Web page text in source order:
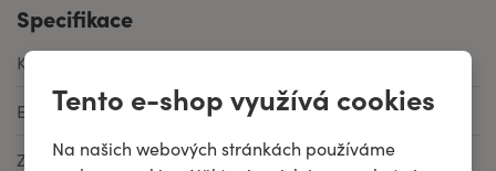
Tento e-shop využívá cookies
Na našich webových stránkách používáme
Specifikace
Kód produktu
EAN 8592979128998
Značka Aromafauna